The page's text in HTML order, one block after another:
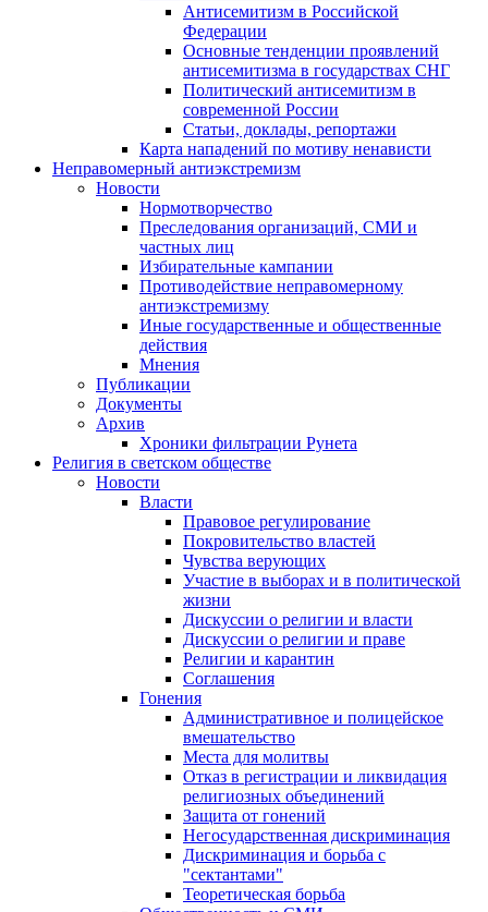
Антисемитизм в Российской
Федерации
Основные тенденции проявлений
антисемитизма в государствах СНГ
Политический антисемитизм в
современной России
Статьи, доклады, репортажи
Карта нападений по мотиву ненависти
Неправомерный антиэкстремизм
Новости
Нормотворчество
Преследования организаций, СМИ и
частных лиц
Избирательные кампании
Противодействие неправомерному
антиэкстремизму
Иные государственные и общественные
действия
Мнения
Публикации
Документы
Архив
Хроники фильтрации Рунета
Религия в светском обществе
Новости
Власти
Правовое регулирование
Покровительство властей
Чувства верующих
Участие в выборах и в политической
жизни
Дискуссии о религии и власти
Дискуссии о религии и праве
Религии и карантин
Соглашения
Гонения
Административное и полицейское
вмешательство
Места для молитвы
Отказ в регистрации и ликвидация
религиозных объединений
Защита от гонений
Негосударственная дискриминация
Дискриминация и борьба с
"сектантами"
Теоретическая борьба